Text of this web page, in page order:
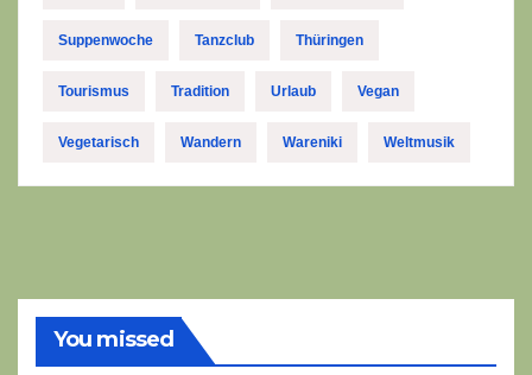
Suppenwoche Tanzclub Thüringen
Tourismus Tradition Urlaub Vegan
Vegetarisch Wandern Wareniki Weltmusik
You missed